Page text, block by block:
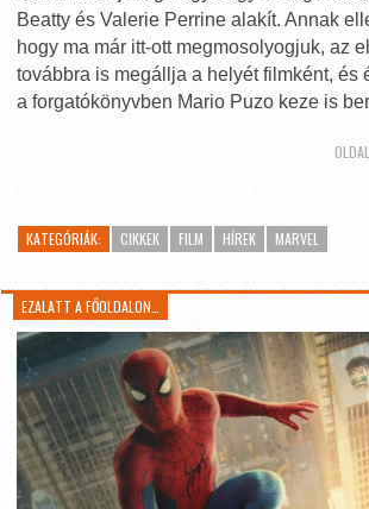
Beatty és Valerie Perrine alakít. Annak
hogy ma már itt-ott megmosolyogjuk, az
továbbra is megállja a helyét filmként, és
a forgatókönyvben Mario Puzo keze is
KATEGÓRIÁK: CIKKEK FILM HÍREK MARVEL
EZALATT A FŐOLDALON…